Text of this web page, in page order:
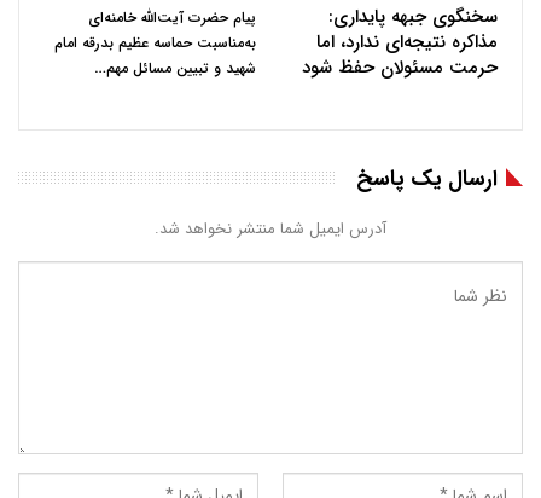
سخنگوی جبهه پایداری:
مذاکره نتیجه‌ای ندارد، اما
حرمت مسئولان حفظ شود
پیام حضرت آیت‌الله خامنه‌ای
به‌مناسبت حماسه عظیم بدرقه امام
شهید و تبیین مسائل مهم…
ارسال یک پاسخ
آدرس ایمیل شما منتشر نخواهد شد.